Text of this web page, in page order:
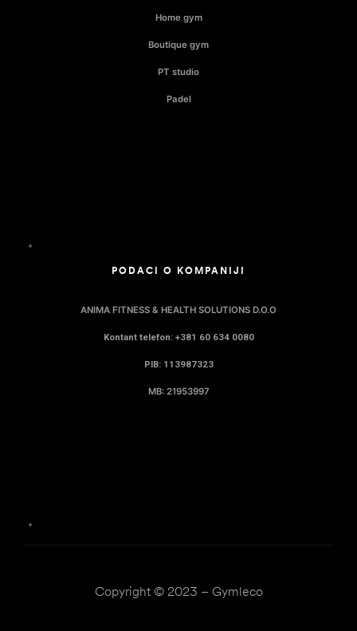
Home gym
Boutique gym
PT studio
Padel
PODACI O KOMPANIJI
ANIMA FITNESS & HEALTH SOLUTIONS D.O.O
Kontant telefon: +381 60 634 0080
PIB: 113987323
MB: 21953997
Copyright © 2023 – Gymleco